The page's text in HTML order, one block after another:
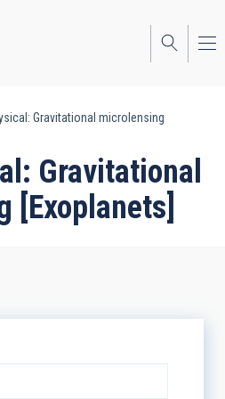
Gravitational microlensing
Gravitational
[Exoplanets]